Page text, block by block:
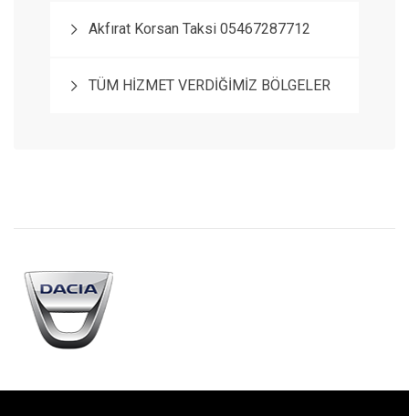
Akfırat Korsan Taksi 05467287712
TÜM HİZMET VERDİĞİMİZ BÖLGELER